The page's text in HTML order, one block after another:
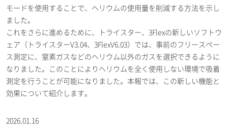
モードを使用することで、ヘリウムの使用量を削減する方法を示し
ました。
これをさらに進めるために、トライスター、3Flexの新しいソフトウ
ェア（トライスターV3.04、3FlexV6.03）では、事前のフリースペー
ス測定に、窒素ガスなどのヘリウム以外のガスを選択できるように
なりました。このことによりヘリウムを全く使用しない環境で吸着
測定を行うことが可能になりました。本報では、この新しい機能と
効果について紹介します。
2026.01.16